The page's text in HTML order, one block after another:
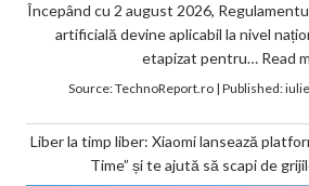
Începând cu 2 august 2026,
artificială devine aplicabil la nivel
etapizat pentru… Read
Source:TechnoReport.ro| Published:
Liber la timp liber: Xiaomi lansează
Time” și te ajută să scapi de